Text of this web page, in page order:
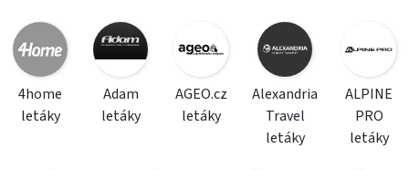
4home
letáky
Adam
letáky
AGEO.cz
letáky
Alexandria
Travel
letáky
ALPINE
PRO
letáky